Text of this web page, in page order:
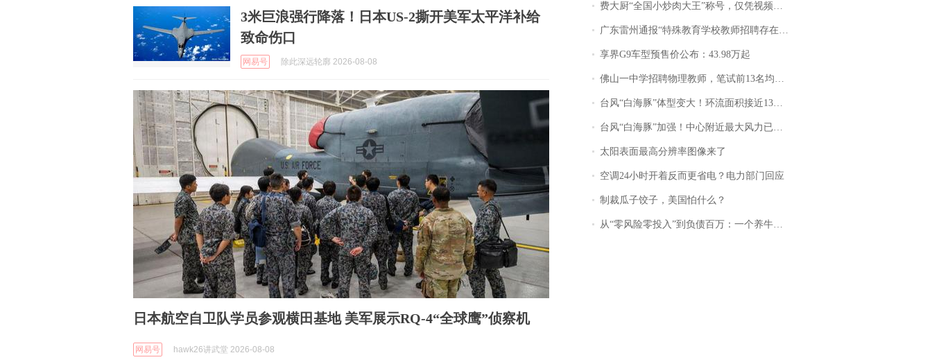
3米巨浪强行降落！日本US-2撕开美军太平洋补给
致命伤口
网易号 除此深远轮廓 2026-08-08
日本航空自卫队学员参观横田基地 美军展示RQ-4“全球鹰”侦察机
网易号 hawk26讲武堂 2026-08-08
费大厨“全国小炒肉大王”称号，仅凭视频评出？中国烹饪协会回应
广东雷州通报“特殊教育学校教师招聘存在违规行为”：已启动问责程序 副校长被停职
享界G9车型预售价公布：43.98万起
佛山一中学招聘物理教师，笔试前13名均遭淘汰？教育局：已叫停招聘，成立调查组全面核查
台风“白海豚”体型变大！环流面积接近13个浙江那么大
台风“白海豚”加强！中心附近最大风力已达15级 最新研判
太阳表面最高分辨率图像来了
空调24小时开着反而更省电？电力部门回应
制裁瓜子饺子，美国怕什么？
从“零风险零投入”到负债百万：一个养牛项目崩盘后，谁该为农户的贷款买单丨红星调查